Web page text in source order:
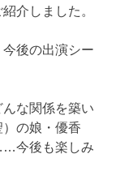
介しました。
後の出演シー
な関係を築い
の娘・優香
今後も楽しみ